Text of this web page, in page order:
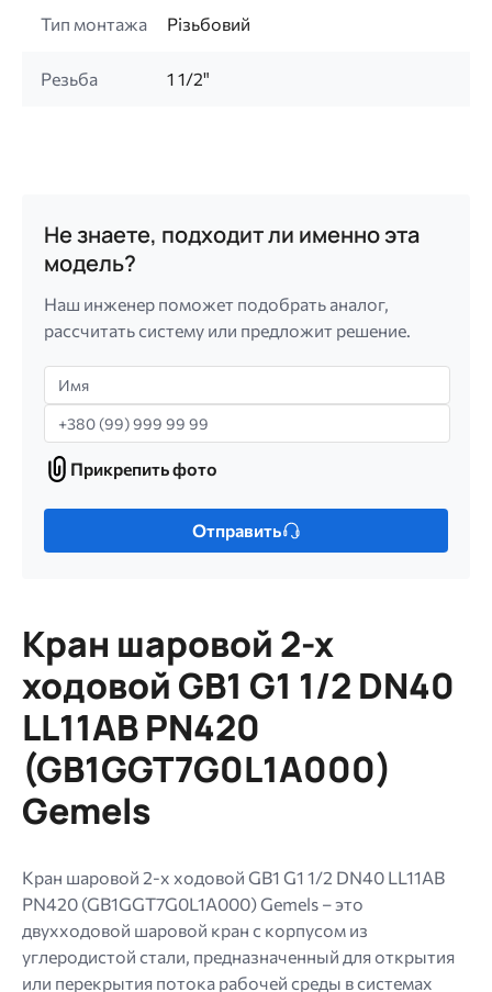
Тип монтажа Різьбовий
Резьба 1 1/2"
Не знаете, подходит ли именно эта
модель?
Наш инженер поможет подобрать аналог,
рассчитать систему или предложит решение.
Имя
Телефон
Прикрепить
фото
Прикрепить фото
Только
МБ.
Допустимые
типы:
gif
jpg
jpeg
png.
Отправить
Кран шаровой 2-х
ходовой GB1 G1 1/2 DN40
LL11AB PN420
(GB1GGT7G0L1A000)
Gemels
Кран шаровой 2-х ходовой GB1 G1 1/2 DN40 LL11AB
PN420 (GB1GGT7G0L1A000) Gemels – это
двухходовой шаровой кран с корпусом из
углеродистой стали, предназначенный для открытия
или перекрытия потока рабочей среды в системах